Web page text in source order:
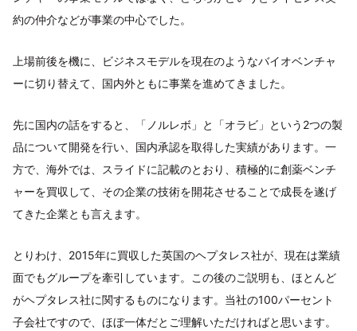
約の仲介などが事業の中心でした。
上場前後を機に、ビジネスモデルを現在のようなバイオベンチャ
ーに切り替えて、国内外ともに事業を進めてきました。
先に国内の話をすると、「ノルレボ」と「オラビ」という2つの製
品について開発を行い、国内承認を取得した実績があります。一
方で、海外では、スライドに記載のとおり、積極的に創薬ベンチ
ャーを買収して、その企業の技術を開花させることで成長を遂げ
てきた企業とも言えます。
とりわけ、2015年に買収した英国のヘプタレス社が、現在は業績
面でもグループを牽引しています。この後のご説明も、ほとんど
がヘプタレス社に関するものになります。当社の100パーセント
子会社ですので、ほぼ一体だとご理解いただければと思います。